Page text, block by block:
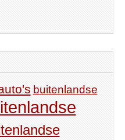
buitenlandse